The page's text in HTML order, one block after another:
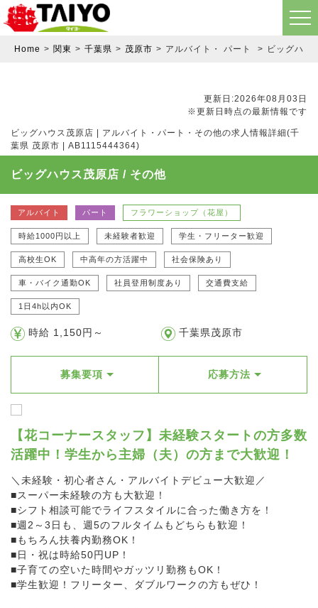
Home 関東 千葉県 茂原市 アルバイト・ パート ビッグハウ
更新日:2026年08月03日
※更新日時点の最新情報です
ビッグハウス茂原店 | アルバイト・パート・その他の求人情報詳細(千
葉県 茂原市 | AB1115444364)
ビッグハウス茂原店 / その他
アルバイト パート フラワーショップ（花屋）
時給1000円以上 未経験者歓迎 学生・フリーター歓迎
高校生OK 中高年の方活躍中 社会保険あり
車・バイク通勤OK 社員登用制度あり 交通費支給
1日4h以内OK
時給 1,150円～ 千葉県茂原市
募集要項 応募方法
【花コーナースタッフ】未経験スタートの方多数
活躍中！学生から主婦（夫）の方まで大歓迎！
＼未経験・初心者さん・アルバイトデビュー大歓迎／
■スーパー未経験の方も大歓迎！
■シフト相談可能でライフスタイルに合った働き方を！
■週2～3日も、週5のフルタイムもどちらも歓迎！
■もちろん扶養内勤務OK！
■日・祝は時給50円UP！
■子育ての空いた時間やガッツリ勤務もOK！
■学生歓迎！フリーター、ダブルワークの方もぜひ！